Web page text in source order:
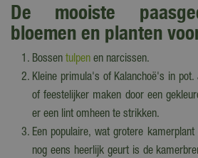
De mooiste
bloemen en planten
Bossen tulpen en narcissen.
Kleine primula's of Kalanchoë's in
of feestelijker maken door een
er een lint omheen te strikken.
Een populaire, wat grotere
nog eens heerlijk geurt is de